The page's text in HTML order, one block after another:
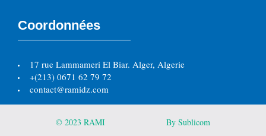
Coordonnées
17 rue Lammameri El Biar. Alger, Algerie
+(213) 0671 62 79 72
contact@ramidz.com
© 2023 RAMI By Sublicom